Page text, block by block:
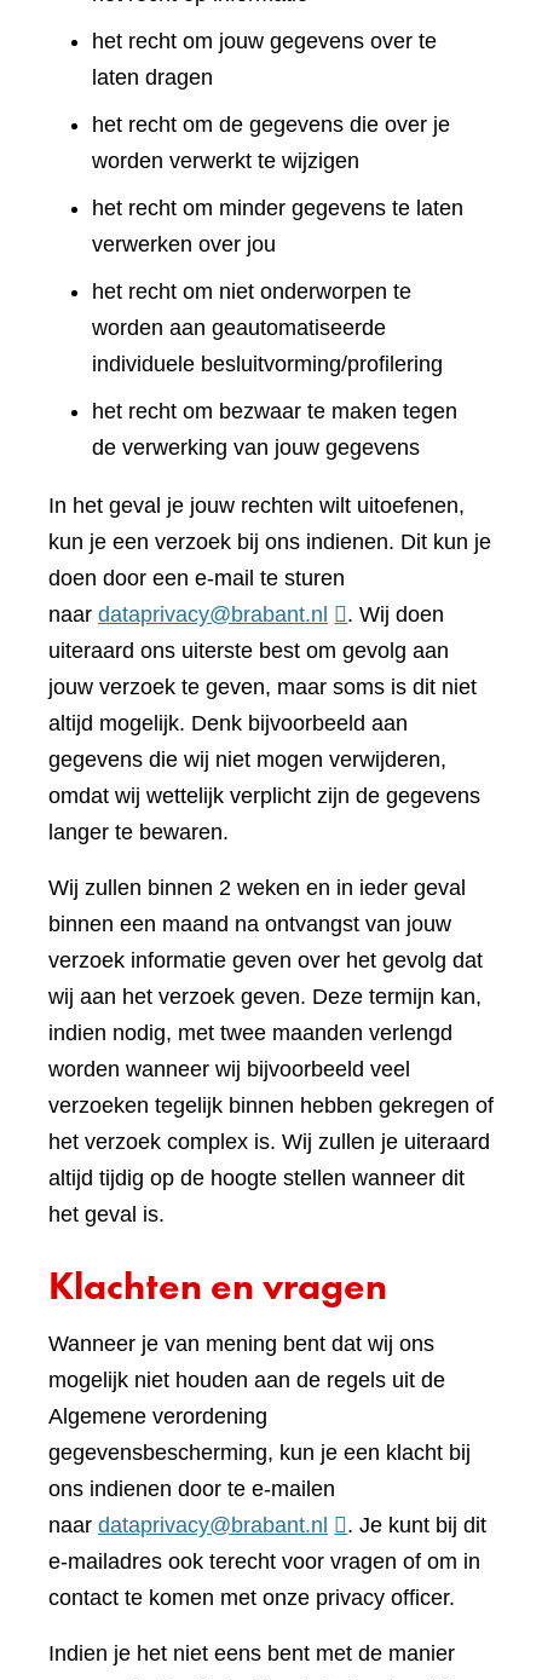
het recht om jouw gegevens over te
laten dragen
het recht om de gegevens die over je
worden verwerkt te wijzigen
het recht om minder gegevens te laten
verwerken over jou
het recht om niet onderworpen te
worden aan geautomatiseerde
individuele besluitvorming/profilering
het recht om bezwaar te maken tegen
de verwerking van jouw gegevens
In het geval je jouw rechten wilt uitoefenen,
kun je een verzoek bij ons indienen. Dit kun je
doen door een e-mail te sturen
naar dataprivacy@brabant.nl
. Wij doen
uiteraard ons uiterste best om gevolg aan
jouw verzoek te geven, maar soms is dit niet
altijd mogelijk. Denk bijvoorbeeld aan
gegevens die wij niet mogen verwijderen,
omdat wij wettelijk verplicht zijn de gegevens
langer te bewaren.
Wij zullen binnen 2 weken en in ieder geval
binnen een maand na ontvangst van jouw
verzoek informatie geven over het gevolg dat
wij aan het verzoek geven. Deze termijn kan,
indien nodig, met twee maanden verlengd
worden wanneer wij bijvoorbeeld veel
verzoeken tegelijk binnen hebben gekregen of
het verzoek complex is. Wij zullen je uiteraard
altijd tijdig op de hoogte stellen wanneer dit
het geval is.
Klachten en vragen
Wanneer je van mening bent dat wij ons
mogelijk niet houden aan de regels uit de
Algemene verordening
gegevensbescherming, kun je een klacht bij
ons indienen door te e-mailen
naar dataprivacy@brabant.nl
. Je kunt bij dit
e-mailadres ook terecht voor vragen of om in
contact te komen met onze privacy officer.
Indien je het niet eens bent met de manier